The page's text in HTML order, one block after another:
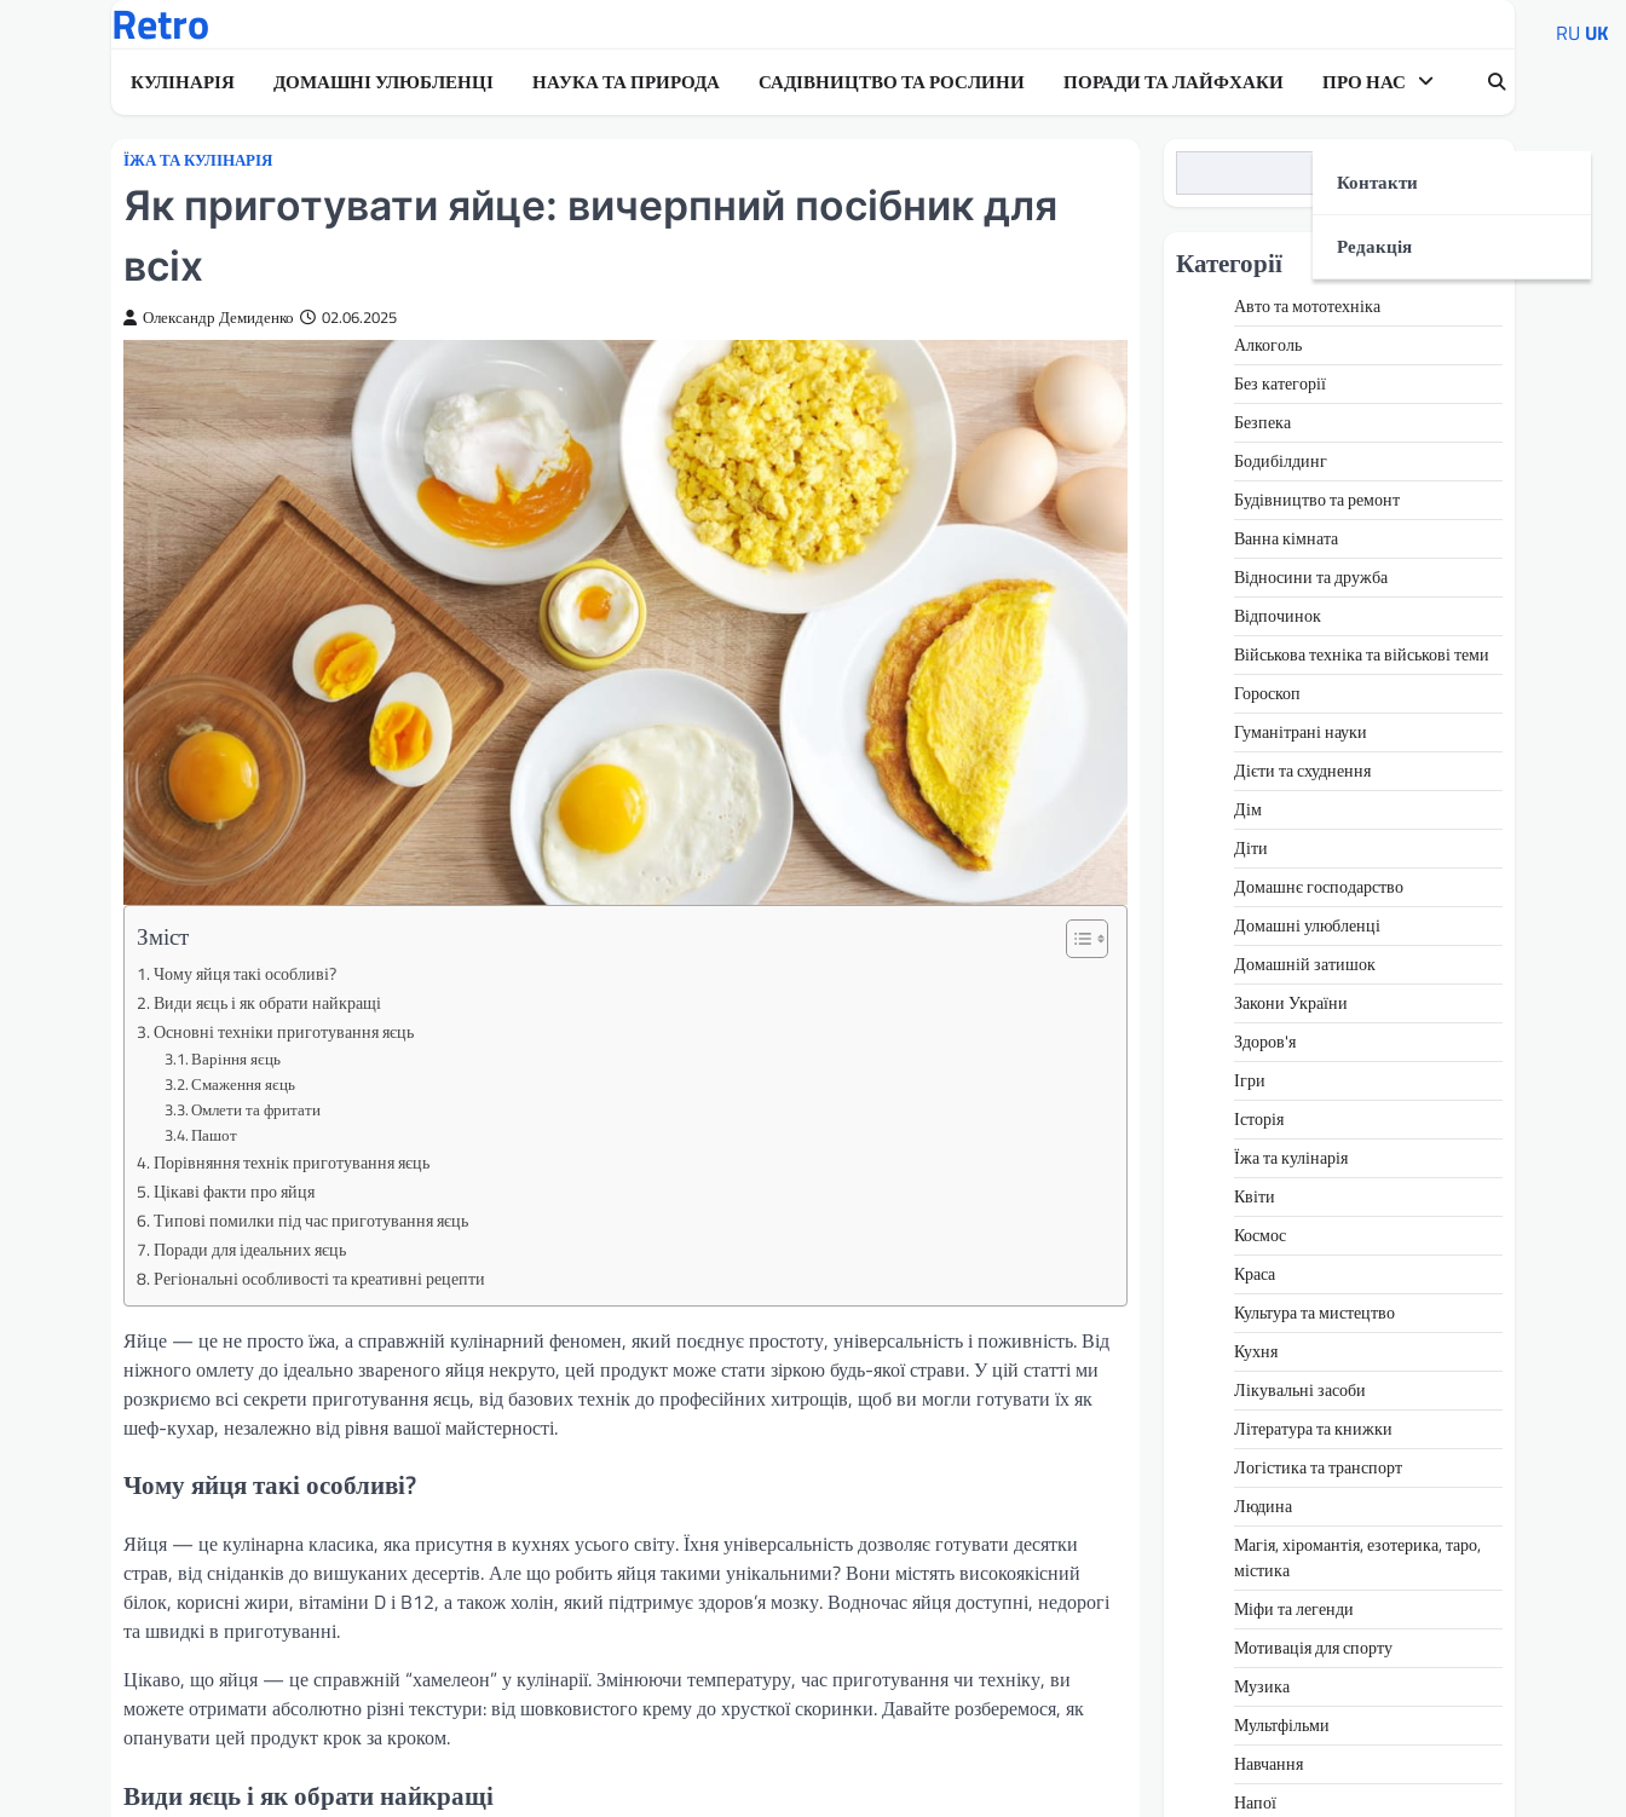
Retro
КУЛІНАРІЯ ДОМАШНІ УЛЮБЛЕНЦІ НАУКА ТА ПРИРОДА САДІВНИЦТВО ТА РОСЛИНИ ПОРАДИ ТА ЛАЙФХАКИ ПРО НАС
Контакти
Редакція
ЇЖА ТА КУЛІНАРІЯ
Як приготувати яйце: вичерпний посібник для
всіх
Олександр Демиденко 02.06.2025
Зміст
Чому яйця такі особливі?
Види яєць і як обрати найкращі
Основні техніки приготування яєць
Варіння яєць
Смаження яєць
Омлети та фритати
Пашот
Порівняння технік приготування яєць
Цікаві факти про яйця
Типові помилки під час приготування яєць
Поради для ідеальних яєць
Регіональні особливості та креативні рецепти
Яйце — це не просто їжа, а справжній кулінарний феномен, який поєднує простоту, універсальність і поживність. Від
ніжного омлету до ідеально звареного яйця некруто, цей продукт може стати зіркою будь-якої страви. У цій статті ми
розкриємо всі секрети приготування яєць, від базових технік до професійних хитрощів, щоб ви могли готувати їх як
шеф-кухар, незалежно від рівня вашої майстерності.
Чому яйця такі особливі?
Яйця — це кулінарна класика, яка присутня в кухнях усього світу. Їхня універсальність дозволяє готувати десятки
страв, від сніданків до вишуканих десертів. Але що робить яйця такими унікальними? Вони містять високоякісний
білок, корисні жири, вітаміни D і B12, а також холін, який підтримує здоров’я мозку. Водночас яйця доступні, недорогі
та швидкі в приготуванні.
Цікаво, що яйця — це справжній “хамелеон” у кулінарії. Змінюючи температуру, час приготування чи техніку, ви
можете отримати абсолютно різні текстури: від шовковистого крему до хрусткої скоринки. Давайте розберемося, як
опанувати цей продукт крок за кроком.
Види яєць і як обрати найкращі
Категорії
Авто та мототехніка
Алкоголь
Без категорії
Безпека
Бодибілдинг
Будівництво та ремонт
Ванна кімната
Відносини та дружба
Відпочинок
Військова техніка та військові теми
Гороскоп
Гуманітрані науки
Дієти та схуднення
Дім
Діти
Домашнє господарство
Домашні улюбленці
Домашній затишок
Закони України
Здоров'я
Ігри
Історія
Їжа та кулінарія
Квіти
Космос
Краса
Культура та мистецтво
Кухня
Лікувальні засоби
Література та книжки
Логістика та транспорт
Людина
Магія, хіромантія, езотерика, таро,
містика
Міфи та легенди
Мотивація для спорту
Музика
Мультфільми
Навчання
Напої
RU UK